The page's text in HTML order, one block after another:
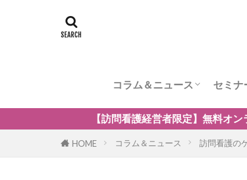
コラム＆ニュース
訪問看護のケア内容
訪問看護の管理者の役割
訪問看護のリスク管理
訪問看護の加算
訪問看護とナーシングホー
訪問看護の自費・保険外サ
訪問看護師のウェルビーン
小児の訪問看護
精神科訪問看護
訪問看護の法律
訪問看護師のマネジメント
セミナ
定】無料オンラインセミナー「訪問看護の強みを
HOME コラム＆ニュース 訪問看護の